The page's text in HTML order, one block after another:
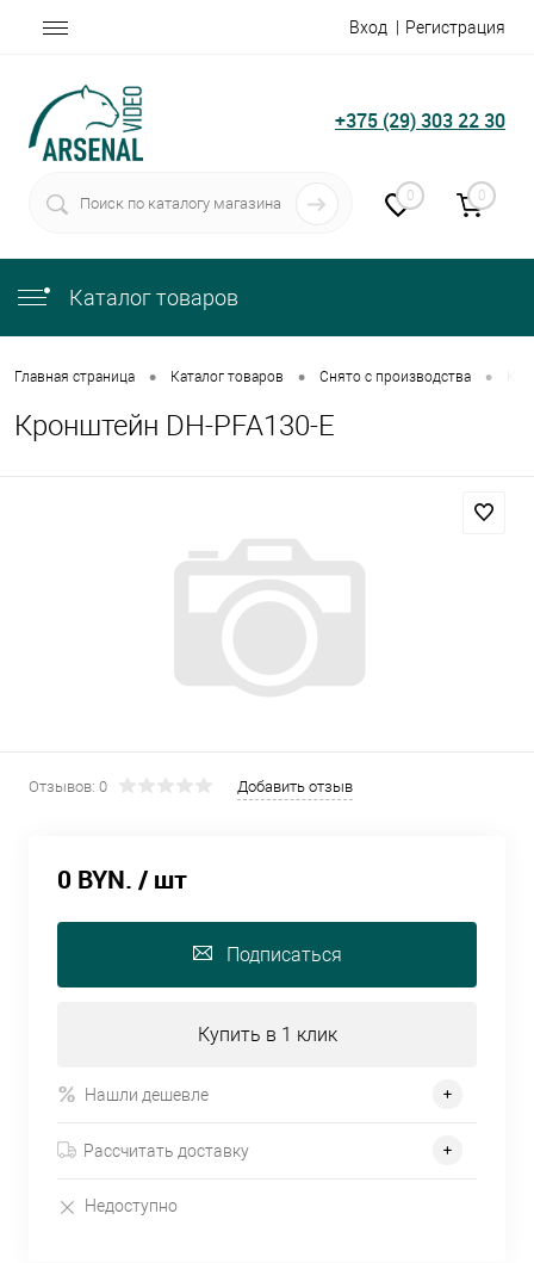
Вход Регистрация
+375 (29) 303 22 30
0 0
Каталог товаров
Главная страница • Каталог товаров • Снято с производства •
Кронштейн DH-PFA130-E
Отзывов: 0 Добавить отзыв
0 BYN. / шт
Подписаться
Купить в 1 клик
Нашли дешевле
Рассчитать доставку
Недоступно